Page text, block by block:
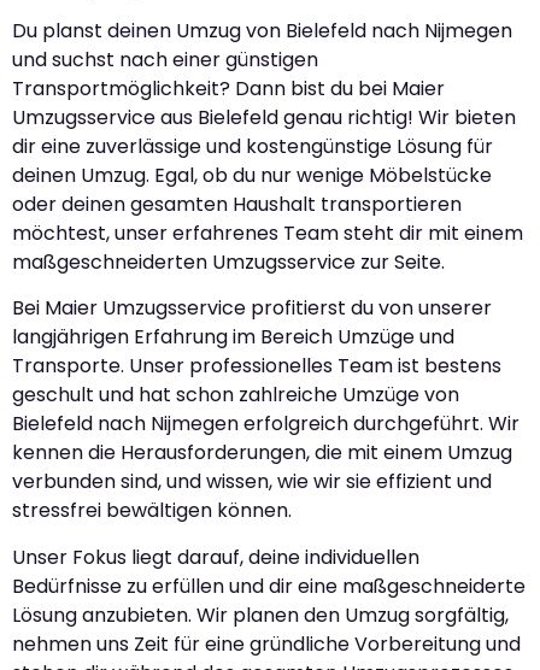
Du planst deinen Umzug von Bielefeld nach Nijmegen
und suchst nach einer günstigen
Transportmöglichkeit? Dann bist du bei Maier
Umzugsservice aus Bielefeld genau richtig! Wir bieten
dir eine zuverlässige und kostengünstige Lösung für
deinen Umzug. Egal, ob du nur wenige Möbelstücke
oder deinen gesamten Haushalt transportieren
möchtest, unser erfahrenes Team steht dir mit einem
maßgeschneiderten Umzugsservice zur Seite.
Bei Maier Umzugsservice profitierst du von unserer
langjährigen Erfahrung im Bereich Umzüge und
Transporte. Unser professionelles Team ist bestens
geschult und hat schon zahlreiche Umzüge von
Bielefeld nach Nijmegen erfolgreich durchgeführt. Wir
kennen die Herausforderungen, die mit einem Umzug
verbunden sind, und wissen, wie wir sie effizient und
stressfrei bewältigen können.
Unser Fokus liegt darauf, deine individuellen
Bedürfnisse zu erfüllen und dir eine maßgeschneiderte
Lösung anzubieten. Wir planen den Umzug sorgfältig,
nehmen uns Zeit für eine gründliche Vorbereitung und